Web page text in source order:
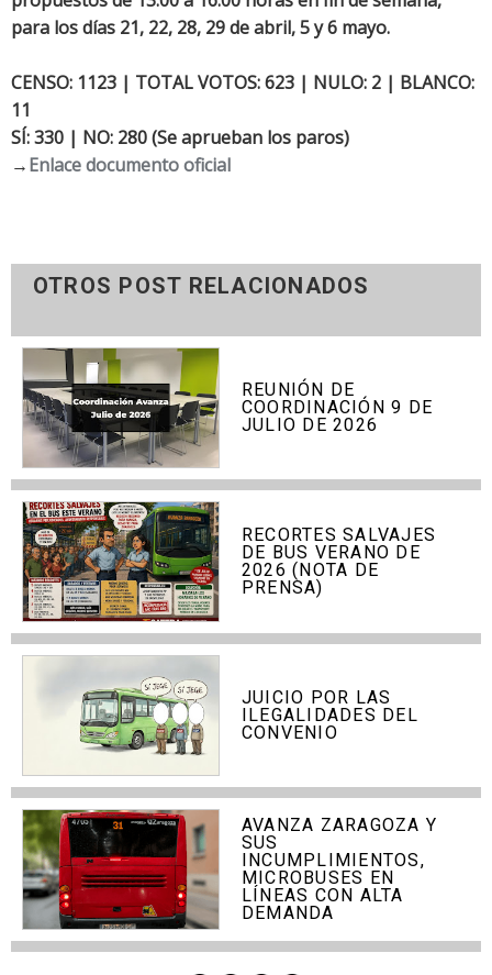
para los días 21, 22, 28, 29 de abril, 5 y 6 mayo.
CENSO: 1123 | TOTAL VOTOS: 623 | NULO: 2 | BLANCO:
11
SÍ: 330 | NO: 280 (Se aprueban los paros)
→Enlace documento oficial
OTROS POST RELACIONADOS
REUNIÓN DE
COORDINACIÓN 9 DE
JULIO DE 2026
RECORTES SALVAJES
DE BUS VERANO DE
2026 (NOTA DE
PRENSA)
JUICIO POR LAS
ILEGALIDADES DEL
CONVENIO
AVANZA ZARAGOZA Y
SUS
INCUMPLIMIENTOS,
MICROBUSES EN
LÍNEAS CON ALTA
DEMANDA